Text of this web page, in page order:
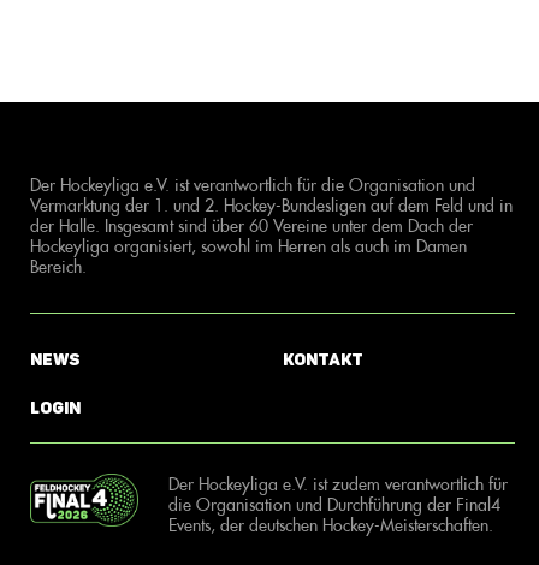
Der Hockeyliga e.V. ist verantwortlich für die Organisation und
Vermarktung der 1. und 2. Hockey-Bundesligen auf dem Feld und in
der Halle. Insgesamt sind über 60 Vereine unter dem Dach der
Hockeyliga organisiert, sowohl im Herren als auch im Damen
Bereich.
News
Login
Kontakt
Der Hockeyliga e.V. ist zudem verantwortlich für
die Organisation und Durchführung der Final4
Events, der deutschen Hockey-Meisterschaften.